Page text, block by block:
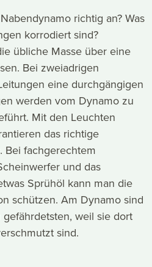
richtig an? Was
korrodiert sind?
übliche Masse über eine
Bei zweiadrigen
eine durchgängigen
werden vom Dynamo zu
Mit den Leuchten
das richtige
Bei fachgerechtem
und das
Sprühöl kann man die
schützen. Am Dynamo sind
weil sie dort
sind.